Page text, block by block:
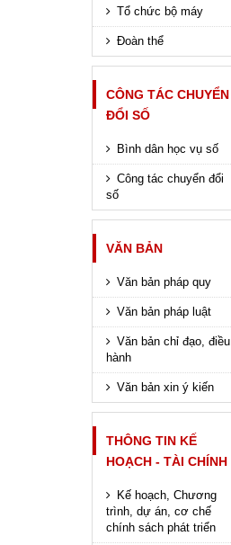
Tổ chức bộ máy
Đoàn thể
CÔNG TÁC CHUYỂN
ĐỔI SỐ
Bình dân học vụ số
Công tác chuyển đổi
số
VĂN BẢN
Văn bản pháp quy
Văn bản pháp luật
Văn bản chỉ đạo, điều
hành
Văn bản xin ý kiến
THÔNG TIN KẾ
HOẠCH - TÀI CHÍNH
Kế hoạch, Chương
trình, dự án, cơ chế
chính sách phát triển